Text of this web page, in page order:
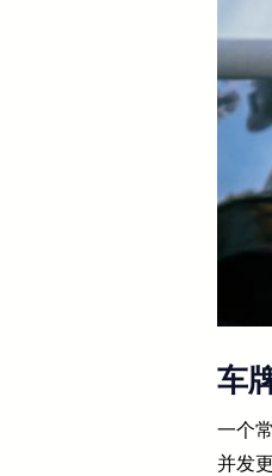
车
一个
并发